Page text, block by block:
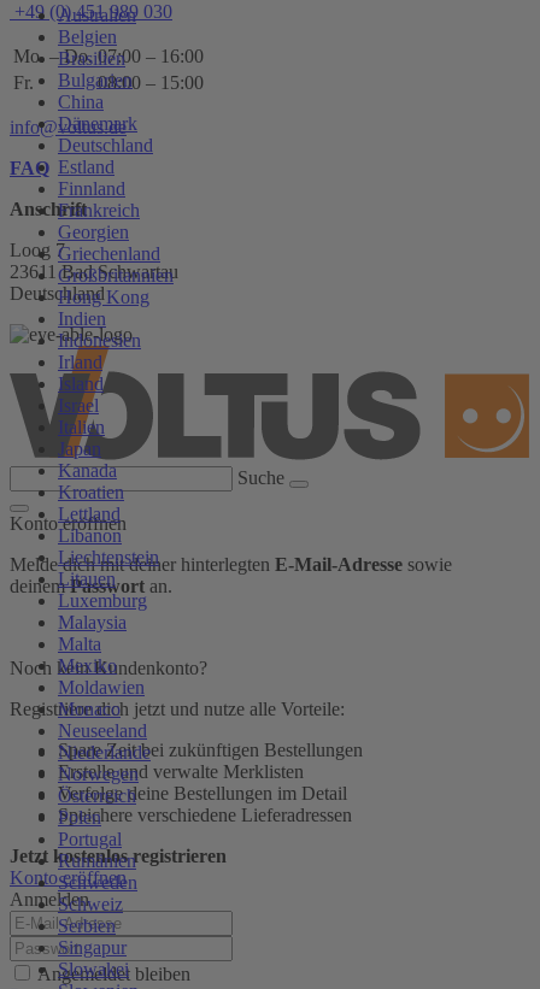
Australien
Belgien
Brasilien
Bulgarien
China
Dänemark
Deutschland
Estland
Finnland
Frankreich
Georgien
Griechenland
Großbritannien
Hong Kong
Indien
Indonesien
Irland
Island
Israel
Italien
Japan
Kanada
Kroatien
Lettland
Libanon
Liechtenstein
Litauen
Luxemburg
Malaysia
Malta
Mexiko
Moldawien
Monaco
Neuseeland
Niederlande
Norwegen
Österreich
Polen
Portugal
Rumänien
Schweden
Schweiz
Serbien
Singapur
Slowakei
+49 (0) 451 989 030
Mo. – Do. 07:00 – 16:00
Fr.
08:00 – 15:00
info@voltus.de
FAQ
Anschrift
Loog 7
23611 Bad Schwartau
Deutschland
Suche
Konto eröffnen
Melde dich mit deiner hinterlegten E-Mail-Adresse sowie
deinemPasswort an.
Noch kein Kundenkonto?
Registriere dich jetzt und nutze alle Vorteile:
Spare Zeit bei zukünftigen Bestellungen
Erstelle und verwalte Merklisten
Verfolge deine Bestellungen im Detail
Speichere verschiedene Lieferadressen
Jetzt kostenlos registrieren
Konto eröffnen
Anmelden
Angemeldet bleiben